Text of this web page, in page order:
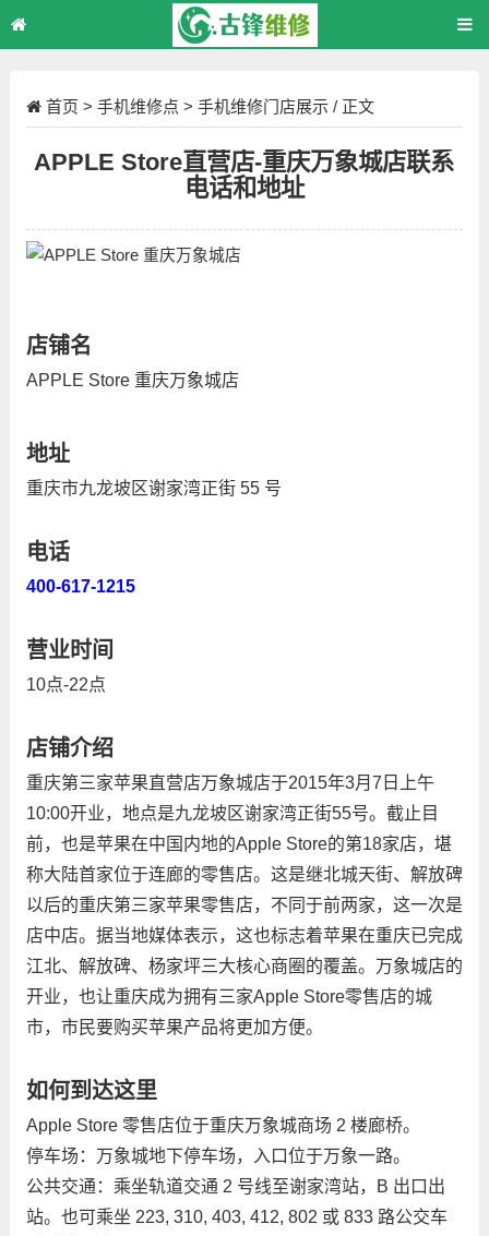
首页 > 手机维修点 > 手机维修门店展示 / 正文
APPLE Store直营店-重庆万象城店联系
电话和地址
店铺名
APPLE Store 重庆万象城店
地址
重庆市九龙坡区谢家湾正街 55 号
电话
400-617-1215
营业时间
10点-22点
店铺介绍
重庆第三家苹果直营店万象城店于2015年3月7日上午
10:00开业，地点是九龙坡区谢家湾正街55号。截止目
前，也是苹果在中国内地的Apple Store的第18家店，堪
称大陆首家位于连廊的零售店。这是继北城天街、解放碑
以后的重庆第三家苹果零售店，不同于前两家，这一次是
店中店。据当地媒体表示，这也标志着苹果在重庆已完成
江北、解放碑、杨家坪三大核心商圈的覆盖。万象城店的
开业，也让重庆成为拥有三家Apple Store零售店的城
市，市民要购买苹果产品将更加方便。
如何到达这里
Apple Store 零售店位于重庆万象城商场 2 楼廊桥。
停车场：万象城地下停车场，入口位于万象一路。
公共交通：乘坐轨道交通 2 号线至谢家湾站，B 出口出
站。也可乘坐 223, 310, 403, 412, 802 或 833 路公交车